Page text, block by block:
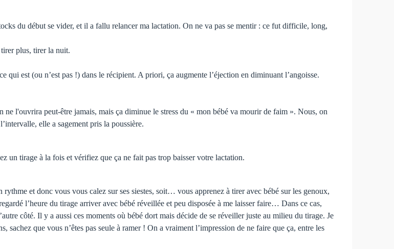
du début se vider, et il a fallu relancer ma lactation. On ne va pas se mentir : ce fut difficile, long,
plus, tirer la nuit.
qui est (ou n’est pas !) dans le récipient. A priori, ça augmente l’éjection en diminuant l’angoisse.
l'ouvrira peut-être jamais, mais ça diminue le stress du « mon bébé va mourir de faim ». Nous, on
elle a sagement pris la poussière.
un tirage à la fois et vérifiez que ça ne fait pas trop baisser votre lactation.
et donc vous vous calez sur ses siestes, soit… vous apprenez à tirer avec bébé sur les genoux,
l’heure du tirage arriver avec bébé réveillée et peu disposée à me laisser faire… Dans ce cas,
côté. Il y a aussi ces moments où bébé dort mais décide de se réveiller juste au milieu du tirage. Je
que vous n’êtes pas seule à ramer ! On a vraiment l’impression de ne faire que ça, entre les